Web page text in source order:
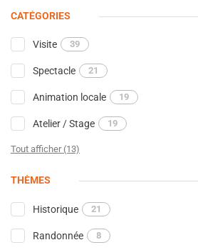
CATÉGORIES
Visite 39
Spectacle 21
Animation locale 19
Atelier / Stage 19
Tout afficher (13)
THÈMES
Historique 21
Randonnée 8